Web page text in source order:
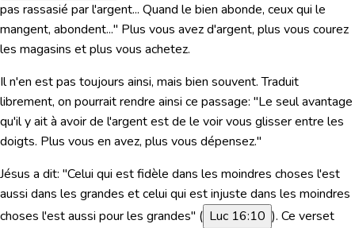
pas rassasié par l'argent... Quand le bien abonde, ceux qui le
mangent, abondent..." Plus vous avez d'argent, plus vous courez
les magasins et plus vous achetez.
Il n'en est pas toujours ainsi, mais bien souvent. Traduit
librement, on pourrait rendre ainsi ce passage: "Le seul avantage
qu'il y ait à avoir de l'argent est de le voir vous glisser entre les
doigts. Plus vous en avez, plus vous dépensez."
Jésus a dit: "Celui qui est fidèle dans les moindres choses l'est
aussi dans les grandes et celui qui est injuste dans les moindres
choses l'est aussi pour les grandes" ( Luc 16:10 ). Ce verset